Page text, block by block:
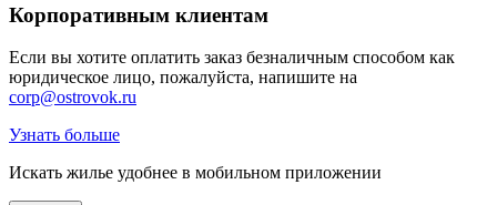
Корпоративным клиентам
Если вы хотите оплатить заказ безналичным способом как
юридическое лицо, пожалуйста, напишите на
corp@ostrovok.ru
Узнать больше
Искать жилье удобнее в мобильном приложении